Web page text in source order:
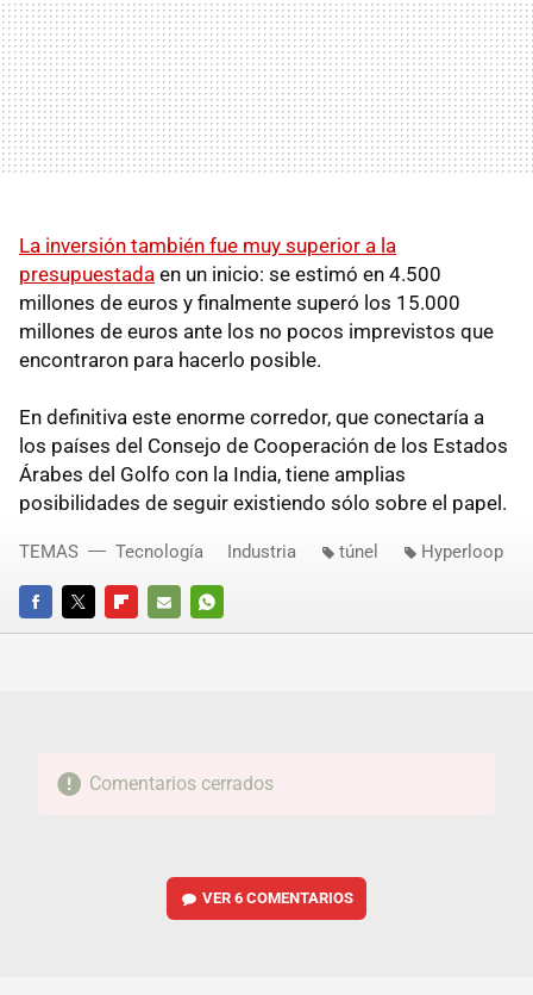
La inversión también fue muy superior a la
presupuestada en un inicio: se estimó en 4.500
millones de euros y finalmente superó los 15.000
millones de euros ante los no pocos imprevistos que
encontraron para hacerlo posible.
En definitiva este enorme corredor, que conectaría a
los países del Consejo de Cooperación de los Estados
Árabes del Golfo con la India, tiene amplias
posibilidades de seguir existiendo sólo sobre el papel.
FACEBOOKTWITTERFLIPBOARD
E-
WHATSAPP
TEMAS Tecnología Industria túnel Hyperloop
Comentarios cerrados
VER6 COMENTARIOS